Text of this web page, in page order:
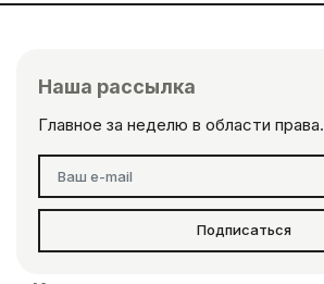
Наша рассылка
Главное за неделю в области права.
Подписаться